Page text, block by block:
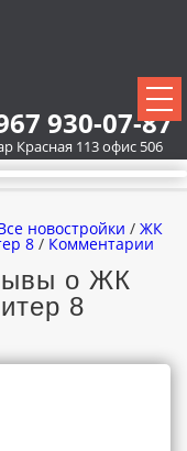
930-07-87
Красная 113 офис 506
новостройки / ЖК
8 / Комментарии
о ЖК
8